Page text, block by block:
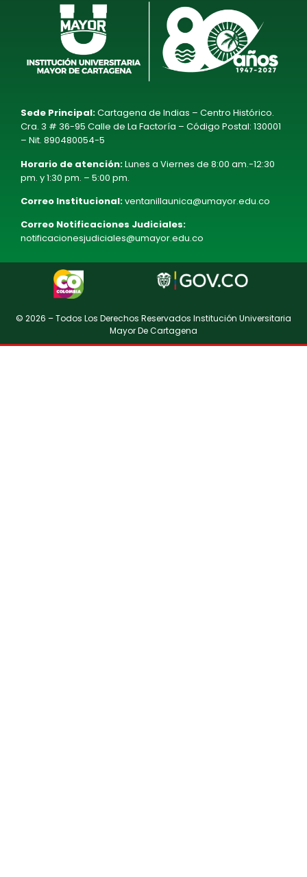
Sede Principal:Cartagena de Indias – Centro Histórico.
Cra. 3 # 36-95 Calle de La Factoría – Código Postal: 130001
– Nit. 890480054-5
Horario de atención:Lunes a Viernes de 8:00 am.-12:30
pm. y 1:30 pm. – 5:00 pm.
Correo Institucional:ventanillaunica@umayor.edu.co
Correo Notificaciones Judiciales:
notificacionesjudiciales@umayor.edu.co
© 2026 – Todos Los Derechos Reservados Institución Universitaria
Mayor De Cartagena